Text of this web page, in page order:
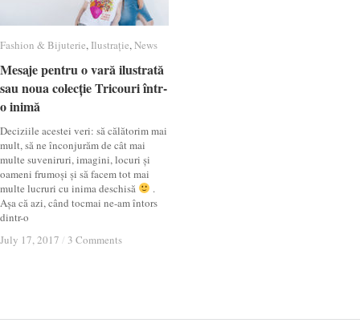
Fashion & Bijuterie, Ilustrație,News
Mesaje pentru o vară ilustrată
sau noua colecție Tricouri într-
o inimă
Deciziile acestei veri: să călătorim mai
mult, să ne înconjurăm de cât mai
multe suveniruri, imagini, locuri și
oameni frumoși și să facem tot mai
multe lucruri cu inima deschisă
.
Așa că azi, când tocmai ne-am întors
dintr-o
July 17, 2017 / 3 Comments
Fashion & Bijuterie Ilustrație News
Mesaje pentru o vară ilustrată
sau noua colecție Tricouri într-
o inimă
July 17, 2017 / 3 Comments